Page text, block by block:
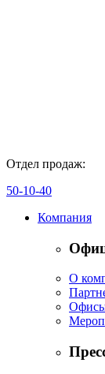
Отдел продаж:
50-10-40
Компания
О